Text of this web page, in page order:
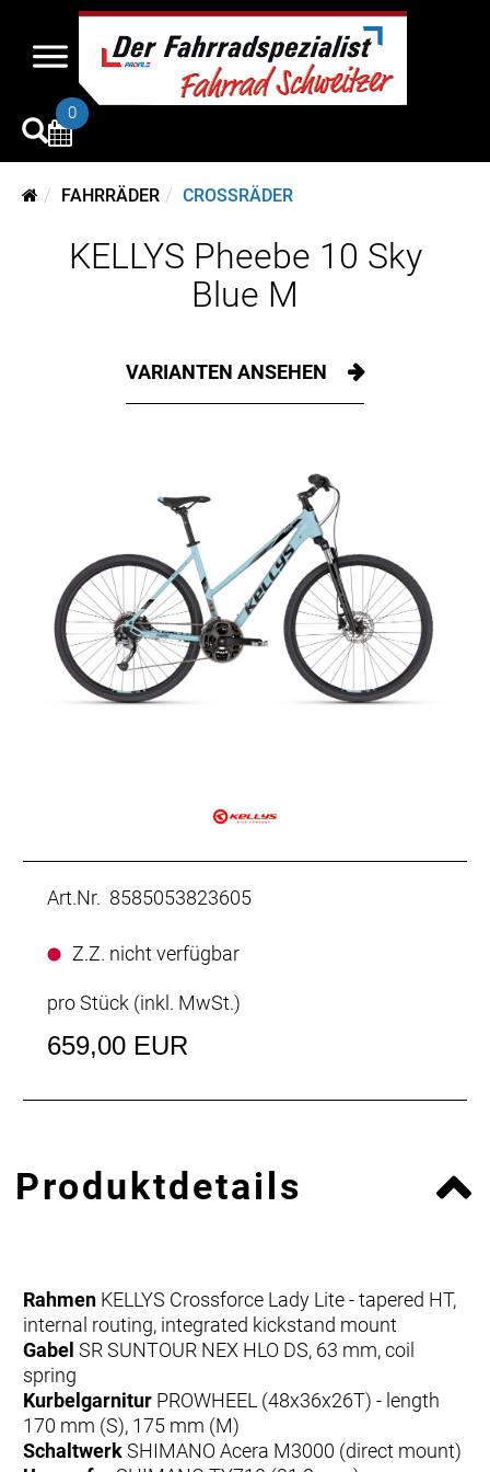
0
FAHRRÄDER CROSSRÄDER
KELLYS Pheebe 10 Sky
Blue M
VARIANTEN ANSEHEN
Art.Nr. 8585053823605
Z.Z. nicht verfügbar
pro Stück (inkl. MwSt.)
659,00 EUR
Produktdetails
Rahmen KELLYS Crossforce Lady Lite - tapered HT,
internal routing, integrated kickstand mount
Gabel SR SUNTOUR NEX HLO DS, 63 mm, coil
spring
Kurbelgarnitur PROWHEEL (48x36x26T) - length
170 mm (S), 175 mm (M)
SchaltwerkSHIMANO Acera M3000 (direct mount)